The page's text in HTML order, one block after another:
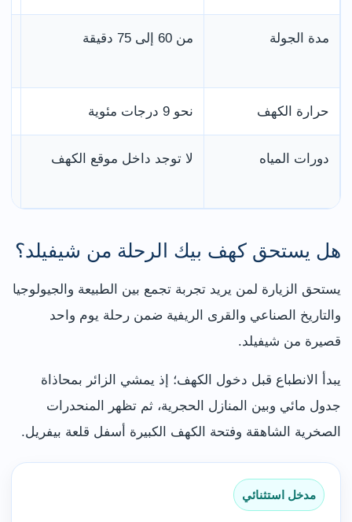
مدة الجولة من 60 إلى 75 دقيقة
حرارة الكهف نحو 9 درجات مئوية
دورات المياه لا توجد داخل موقع الكهف
هل يستحق كهف بيك الرحلة من شيفيلد؟
يستحق الزيارة لمن يريد تجربة تجمع بين الطبيعة والجيولوجيا
والتاريخ الصناعي والقرى الريفية ضمن رحلة يوم واحد
قصيرة من شيفيلد.
يبدأ الانطباع قبل دخول الكهف؛ إذ يمشي الزائر بمحاذاة
جدول مائي وبين المنازل الحجرية، ثم تظهر المنحدرات
الصخرية الشاهقة وفتحة الكهف الكبيرة أسفل قلعة بيفريل.
مدخل استثنائي